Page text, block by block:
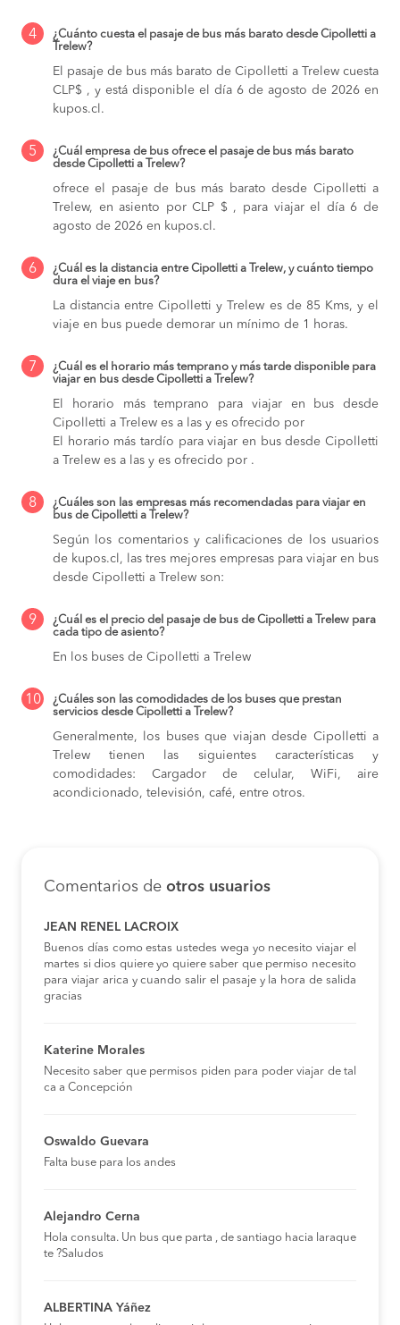
4
¿Cuánto cuesta el pasaje de bus más barato desde Cipolletti a
Trelew?
El pasaje de bus más barato de Cipolletti a Trelew cuesta
CLP$ , y está disponible el día 6 de agosto de 2026 en
kupos.cl.
5
¿Cuál empresa de bus ofrece el pasaje de bus más barato
desde Cipolletti a Trelew?
ofrece el pasaje de bus más barato desde Cipolletti a
Trelew, en asiento por CLP $ , para viajar el día 6 de
agosto de 2026 en kupos.cl.
6
¿Cuál es la distancia entre Cipolletti a Trelew, y cuánto tiempo
dura el viaje en bus?
La distancia entre Cipolletti y Trelew es de 85 Kms, y el
viaje en bus puede demorar un mínimo de 1 horas.
7
¿Cuál es el horario más temprano y más tarde disponible para
viajar en bus desde Cipolletti a Trelew?
El horario más temprano para viajar en bus desde
Cipolletti a Trelew es a las y es ofrecido por
El horario más tardío para viajar en bus desde Cipolletti
a Trelew es a las y es ofrecido por .
8
¿Cuáles son las empresas más recomendadas para viajar en
bus de Cipolletti a Trelew?
Según los comentarios y calificaciones de los usuarios
de kupos.cl, las tres mejores empresas para viajar en bus
desde Cipolletti a Trelew son:
9
¿Cuál es el precio del pasaje de bus de Cipolletti a Trelew para
cada tipo de asiento?
En los buses de Cipolletti a Trelew
10
¿Cuáles son las comodidades de los buses que prestan
servicios desde Cipolletti a Trelew?
Generalmente, los buses que viajan desde Cipolletti a
Trelew tienen las siguientes características y
comodidades: Cargador de celular, WiFi, aire
acondicionado, televisión, café, entre otros.
Comentarios de otros usuarios
JEAN RENEL LACROIX
Buenos días como estas ustedes wega yo necesito viajar el
martes si dios quiere yo quiere saber que permiso necesito
para viajar arica y cuando salir el pasaje y la hora de salida
gracias
Katerine Morales
Necesito saber que permisos piden para poder viajar de tal
ca a Concepción
Oswaldo Guevara
Falta buse para los andes
Alejandro Cerna
Hola consulta. Un bus que parta , de santiago hacia laraque
te ?Saludos
ALBERTINA Yáñez